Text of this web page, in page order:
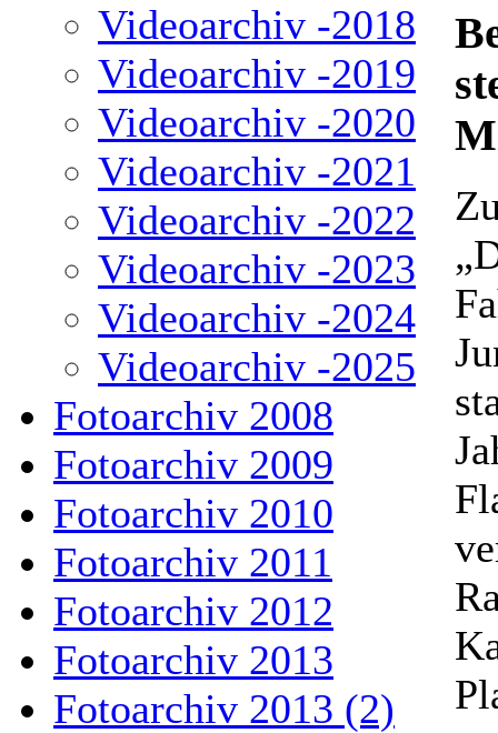
Videoarchiv -2018
Videoarchiv -2019
Videoarchiv -2020
Videoarchiv -2021
Videoarchiv -2022
Videoarchiv -2023
Videoarchiv -2024
Videoarchiv -2025
Fotoarchiv 2008
Fotoarchiv 2009
Fotoarchiv 2010
Fotoarchiv 2011
Fotoarchiv 2012
Fotoarchiv 2013
Fotoarchiv 2013 (2)